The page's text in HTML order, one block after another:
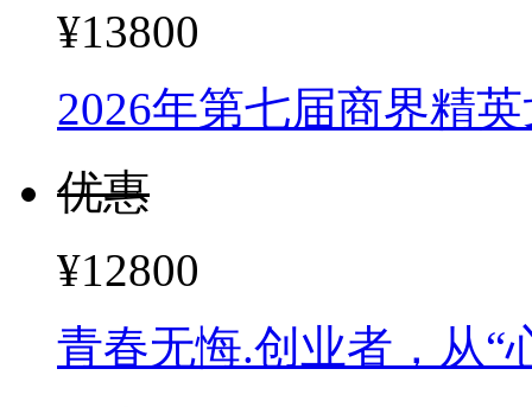
¥13800
2026年第七届商界精
优惠
¥12800
青春无悔.创业者，从“